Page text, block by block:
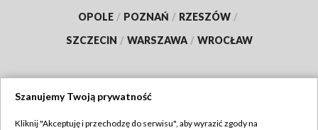
OPOLE / POZNAŃ / RZESZÓW /
SZCZECIN / WARSZAWA / WROCŁAW
Szanujemy Twoją prywatność
Kliknij "Akceptuję i przechodzę do serwisu", aby wyrazić zgody na